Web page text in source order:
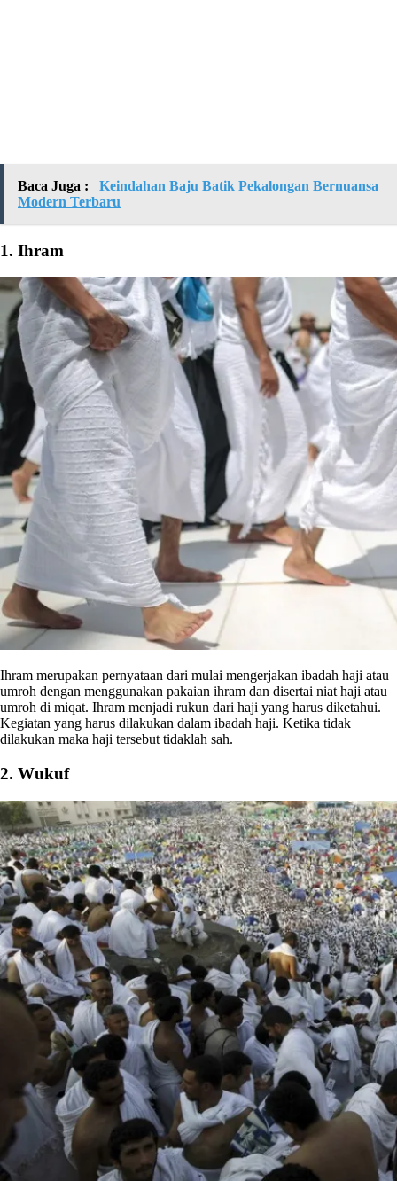
Baca Juga :
Keindahan Baju Batik Pekalongan Bernuansa
Modern Terbaru
1. Ihram
Ihram merupakan pernyataan dari mulai mengerjakan ibadah haji atau
umroh dengan menggunakan pakaian ihram dan disertai niat haji atau
umroh di miqat. Ihram menjadi rukun dari haji yang harus diketahui.
Kegiatan yang harus dilakukan dalam ibadah haji. Ketika tidak
dilakukan maka haji tersebut tidaklah sah.
2. Wukuf